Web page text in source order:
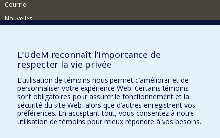
Courriel
Nouvelles
Comment soutenir le Département?
BESOIN D'AIDE?
Plan du site
Signaler une erreur
Accessibilité
FACULTÉ DES ARTS ET DES SCIENCES
L’UdeM reconnaît l’importance de
respecter la vie privée
L’utilisation de témoins nous permet d’améliorer et de
personnaliser votre expérience Web. Certains témoins
sont obligatoires pour assurer le fonctionnement et la
sécurité du site Web, alors que d’autres enregistrent vos
préférences. En acceptant tout, vous consentez à notre
utilisation de témoins pour mieux répondre à vos besoins.